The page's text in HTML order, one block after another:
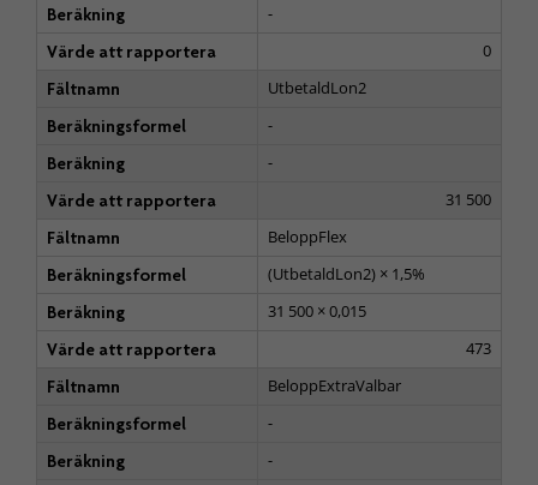
Beräkning
-
Värde att rapportera
0
Fältnamn
UtbetaldLon2
Beräkningsformel
-
Beräkning
-
Värde att rapportera
31 500
Fältnamn
BeloppFlex
Beräkningsformel
(UtbetaldLon2) × 1,5%
Beräkning
31 500 × 0,015
Värde att rapportera
473
Fältnamn
BeloppExtraValbar
Beräkningsformel
-
Beräkning
-